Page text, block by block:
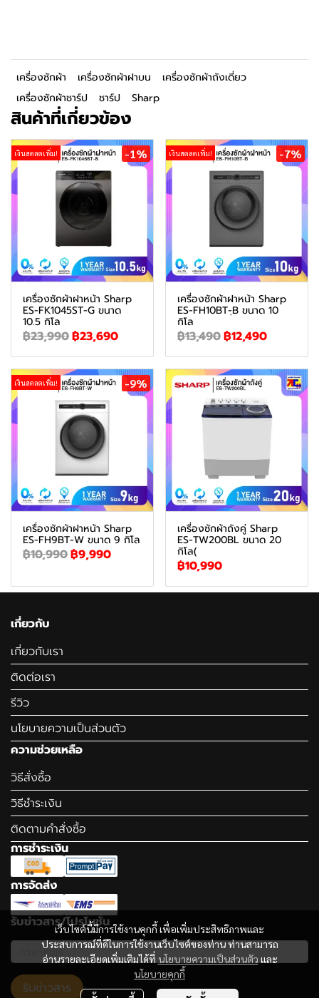
เครื่องซักผ้า เครื่องซักผ้าฝาบน
เครื่องซักผ้าถังเดี่ยว
เครื่องซักผ้าชาร์ป
ชาร์ป Sharp
สินค้าที่เกี่ยวข้อง
เงินสดลดเพิ่ม! -1%
เครื่องซักผ้าฝาหน้า Sharp
ES-FK1045ST-G ขนาด
10.5 กิโล
฿23,990฿23,690
เงินสดลดเพิ่ม! -7%
เครื่องซักผ้าฝาหน้า Sharp
ES-FH10BT-ฺB ขนาด 10
กิโล
฿13,490฿12,490
เงินสดลดเพิ่ม! -9%
เครื่องซักผ้าฝาหน้า Sharp
ES-FH9BT-W ขนาด 9 กิโล
฿10,990฿9,990
เครื่องซักผ้าถังคู่ Sharp
ES-TW200BL ขนาด 20
กิโล(
฿10,990
เว็บไซต์นี้มีการใช้งานคุกกี้ เพื่อเพิ่มประสิทธิภาพและ
ประสบการณ์ที่ดีในการใช้งานเว็บไซต์ของท่าน ท่านสามารถ
อ่านรายละเอียดเพิ่มเติมได้ที่ นโยบายความเป็นส่วนตัว และ
นโยบายคุกกี้
เกี่ยวกับ
เกี่ยวกับเรา
ติดต่อเรา
รีวิว
นโยบายความเป็นส่วนตัว
ความช่วยเหลือ
วิธีสั่งซื้อ
วิธีชำระเงิน
ติดตามคำสั่งซื้อ
การชำระเงิน
การจัดส่ง
รับข่าวสาร/โปรโมชั่น
รับข่าวสาร